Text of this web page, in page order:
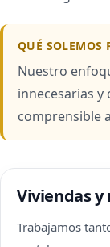
QUÉ SOLEMOS
Nuestro
innecesarias
comprensible
Viviendas y
Trabajamos